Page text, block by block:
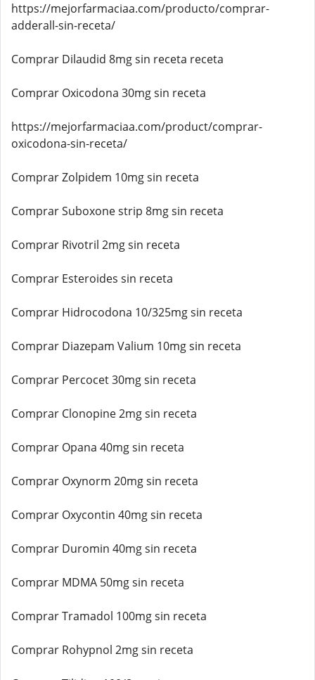
https://mejorfarmaciaa.com/producto/comprar-
adderall-sin-receta/
Comprar Dilaudid 8mg sin receta receta
Comprar Oxicodona 30mg sin receta
https://mejorfarmaciaa.com/product/comprar-
oxicodona-sin-receta/
Comprar Zolpidem 10mg sin receta
Comprar Suboxone strip 8mg sin receta
Comprar Rivotril 2mg sin receta
Comprar Esteroides sin receta
Comprar Hidrocodona 10/325mg sin receta
Comprar Diazepam Valium 10mg sin receta
Comprar Percocet 30mg sin receta
Comprar Clonopine 2mg sin receta
Comprar Opana 40mg sin receta
Comprar Oxynorm 20mg sin receta
Comprar Oxycontin 40mg sin receta
Comprar Duromin 40mg sin receta
Comprar MDMA 50mg sin receta
Comprar Tramadol 100mg sin receta
Comprar Rohypnol 2mg sin receta